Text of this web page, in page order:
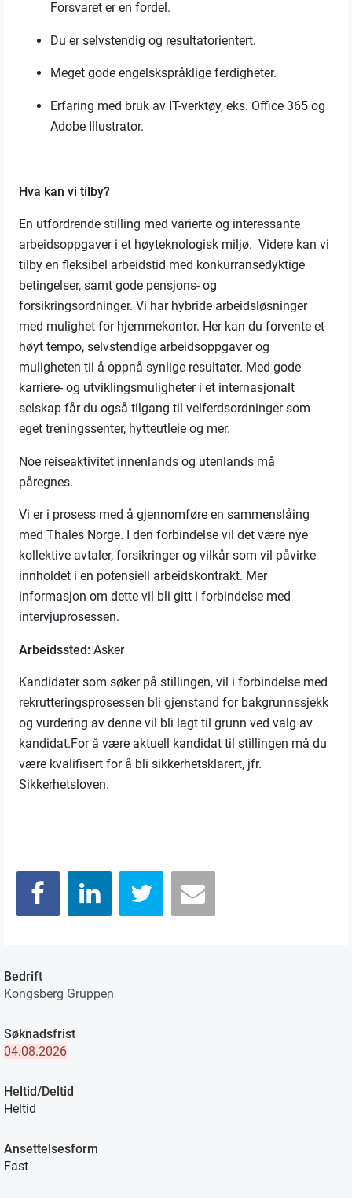
Forsvaret er en fordel.
Du erselvstendig og resultatorientert.
Meget gode engelskspråklige ferdigheter.
Erfaring med bruk av IT-verktøy, eks. Office 365 og
Adobe Illustrator.
Hva kan vi tilby?
En utfordrende stilling med varierte og interessante
arbeidsoppgaver i et høyteknologisk miljø. Videre kan vi
tilby en fleksibel arbeidstid med konkurransedyktige
betingelser, samt gode pensjons-og
forsikringsordninger. Vi har hybride arbeidsløsninger
med mulighet for hjemmekontor. Her kan du forvente et
høyt tempo, selvstendige arbeidsoppgaver og
muligheten til å oppnå synlige resultater. Med gode
karriere- og utviklingsmuligheter i et internasjonalt
selskap får du også tilgang til velferdsordninger som
eget treningssenter, hytteutleie og mer.
Noe reiseaktivitet innenlands og utenlands må
påregnes.
Vi er i prosess med å gjennomføre en sammenslåing
med Thales Norge. I den forbindelse vil det være nye
kollektive avtaler, forsikringer og vilkår som vil påvirke
innholdet i en potensiell arbeidskontrakt. Mer
informasjon om dette vil bli gitt i forbindelse med
intervjuprosessen.
Arbeidssted:Asker
Kandidater som søker på stillingen, vil i forbindelse med
rekrutteringsprosessen bli gjenstand for bakgrunnssjekk
og vurdering av denne vil bli lagt til grunn ved valg av
kandidat.For å være aktuell kandidat til stillingen må du
være kvalifisert for å bli sikkerhetsklarert, jfr.
Sikkerhetsloven.
Bedrift
Kongsberg Gruppen
Søknadsfrist
04.08.2026
Heltid/Deltid
Heltid
Ansettelsesform
Fast